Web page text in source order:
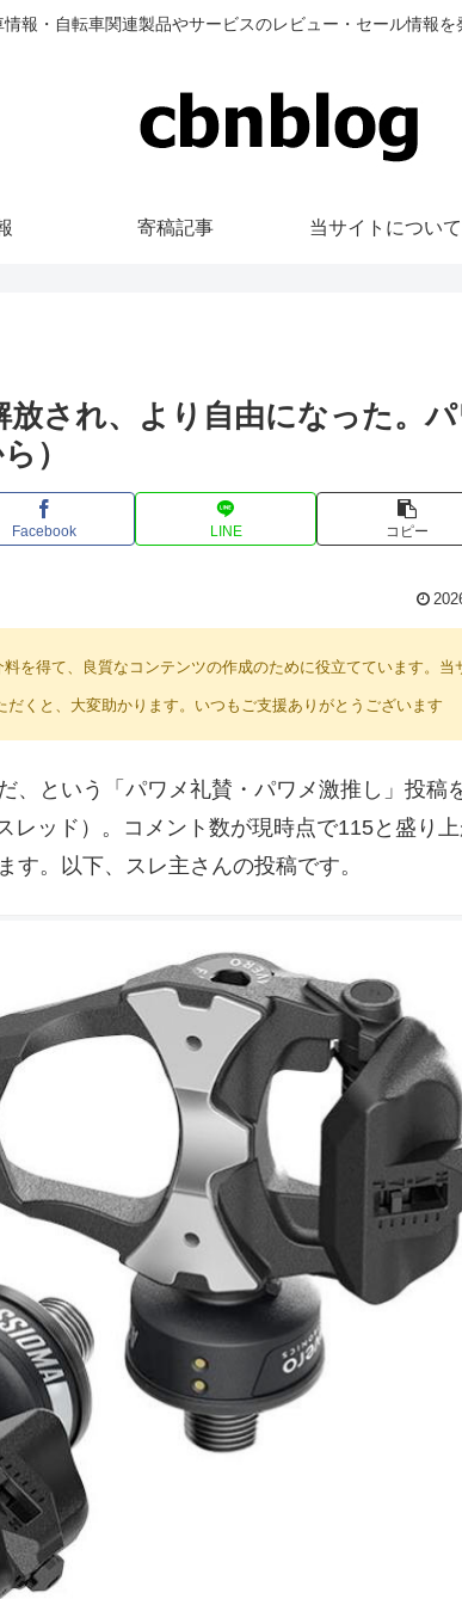
情報・自転車関連製品やサービスのレビュー・セール情報
寄稿記事 当サイトについて
され、より自由になった。
）
Facebook LINE コピー
を得て、良質なコンテンツの作成のために役立てています。当
だくと、大変助かります。いつもご支援ありがとうございます
、という「パワメ礼賛・パワメ激推し」投稿
ッド）。コメント数が現時点で115と盛り上
。以下、スレ主さんの投稿です。